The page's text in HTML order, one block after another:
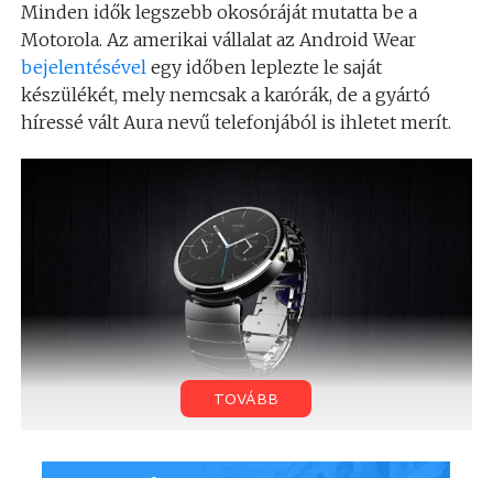
Minden idők legszebb okosóráját mutatta be a
Motorola. Az amerikai vállalat az Android Wear
bejelentésévelegy időben leplezte le saját
készülékét, mely nemcsak a karórák, de a gyártó
híressé vált Aura nevű telefonjából is ihletet merít.
A világ első kör alakú képernyőjével érkező okosóra
TOVÁBB